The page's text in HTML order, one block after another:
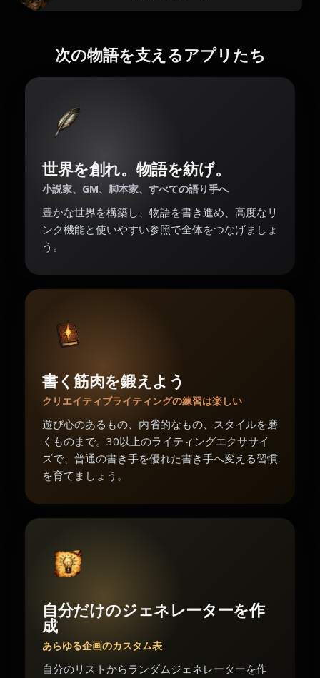
次の物語を支えるアプリたち
世界を創れ。物語を紡げ。
小説家、GM、脚本家、すべての語り手へ
豊かな世界を構築し、物語を書き進め、高度なリ
ンク機能と使いやすい参照で全体をつなげましょ
う。
書く筋肉を鍛えよう
クリエイティブライティングの練習は楽しい
遊び心のあるもの、内省的なもの、スタイルを磨
くものまで。30以上のライティングエクササイ
ズで、普通の書き手を優れた書き手へ変える習慣
を育てましょう。
自分だけのジェネレーターを作
成
あらゆる企画のカスタム表
自分のリストからランダムジェネレーターを作